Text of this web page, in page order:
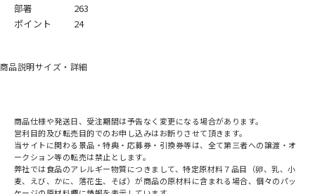
部署
263
ポイント
24
商品説明サイズ・詳細
商品仕様や発送日、受注期間は予告なく変更になる場合があります。
営利目的及び転売目的でのお申し込みはお断りさせて頂きます。
当サイトに関わる景品・特典・応募券・引換券等は、全て第三者への譲渡・オ
ークション等の転売は禁止とします。
弊社では食品のアレルギー物質につきまして、特定原材料７品目（卵、乳、小
麦、えび、かに、落花生、そば）が商品の原材料に含まれる場合、個々のパッ